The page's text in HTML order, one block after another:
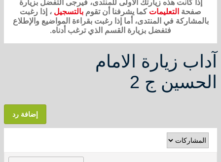
إذا كانت هذه زيارتك الأولى للمنتدى، فيرجى التفضل بزيارة
صفحة التعليمات كما يشرفنا أن تقوم بالتسجيل ، إذا رغبت
بالمشاركة في المنتدى، أما إذا رغبت بقراءة المواضيع والإطلاع
فتفضل بزيارة القسم الذي ترغب أدناه.
آداب زيارة الامام
الحسين ج 2
إضافة رد